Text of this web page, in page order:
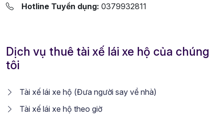
Hotline Tuyển dụng: 0379932811
Dịch vụ thuê tài xế lái xe hộ của chúng
tôi
Tài xế lái xe hộ (Đưa người say về nhà)
Tài xế lái xe hộ theo giờ